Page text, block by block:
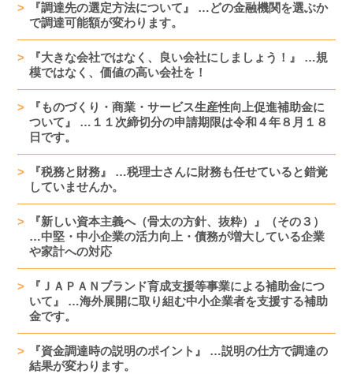
『調達先の選定方法について』 …どの金融機関を選ぶか
で調達可能額が変わります。
『大きな会社ではなく、良い会社にしましょう！』 …規
模ではなく、価値の高い会社を！
『ものづくり・商業・サービス生産性向上促進補助金に
ついて』 …１１次締切分の申請期限は令和４年８月１８
日です。
『税務と財務』 …税理士さんに財務も任せていると錯覚
していませんか。
『新しい資本主義へ（骨太の方針、抜粋）』（その３）
…中堅・中小企業の活力向上・債務が増大している企業
や家計への対応
『ＪＡＰＡＮブランド育成支援等事業による補助金につ
いて』 …海外展開に取り組む中小企業者を支援する補助
金です。
『資金調達時の説明のポイント』 …説明の仕方で調達の
結果が変わります。